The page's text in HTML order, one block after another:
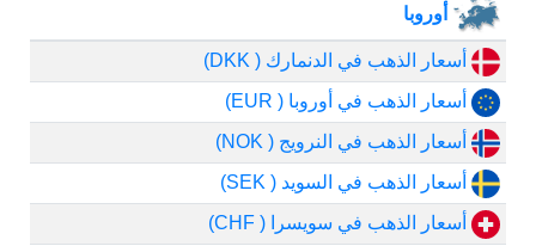
أوروبا
أسعار الذهب في الدنمارك ( DKK)
أسعار الذهب في أوروبا ( EUR)
أسعار الذهب في النرويج ( NOK)
أسعار الذهب في السويد ( SEK)
أسعار الذهب في سويسرا ( CHF)